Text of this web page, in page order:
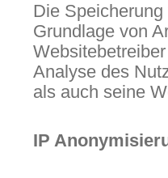
Die
Grundlage von
Analyse des
als auch seine
IP